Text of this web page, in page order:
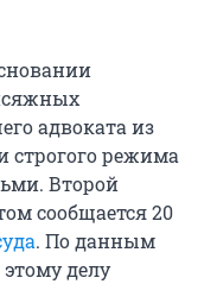
адвоката из
строгого режима
Второй
сообщается 20
. По данным
делу